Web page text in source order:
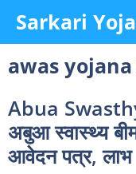
content
Sarkari
awas yojana
Abua
अबुआ स्वास्थ्य
आवेदन पत्र, लाभ